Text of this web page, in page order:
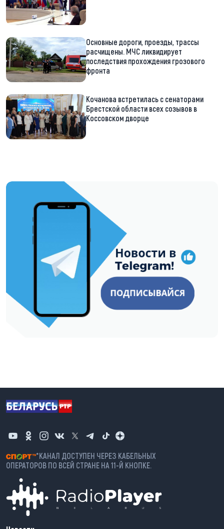
Основные дороги, проезды, трассы
расчищены. МЧС ликвидирует
последствия прохождения грозового
фронта
Кочанова встретилась с сенаторами
Брестской области всех созывов в
Коссовском дворце
https://t.me/minskctvby
*КАНАЛ ДОСТУПЕН ЧЕРЕЗ КАБЕЛЬНЫХ
ОПЕРАТОРОВ ПО ВСЕЙ СТРАНЕ НА 11-Й КНОПКЕ.